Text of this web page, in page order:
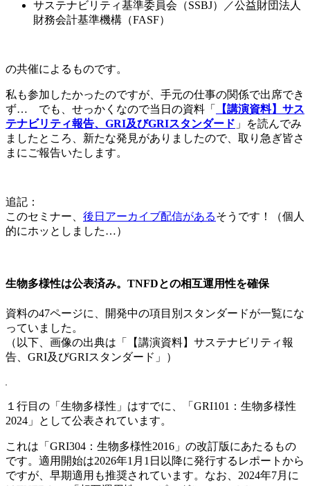
サステナビリティ基準委員会（SSBJ）／公益財団法人
財務会計基準機構（FASF）
の共催によるものです。
私も参加したかったのですが、手元の仕事の関係で出席でき
ず… でも、せっかくなので当日の資料「
【講演資料】サス
テナビリティ報告、GRI及びGRIスタンダード 」を読んでみ
ましたところ、新たな発見がありましたので、取り急ぎ皆さ
まにご報告いたします。
追記：
このセミナー、 後日アーカイブ配信があるそうです！（個人
的にホッとしました…）
生物多様性は公表済み。TNFDとの相互運用性を確保
資料の47ページに、開発中の項目別スタンダードが一覧にな
っていました。
（以下、画像の出典は「【講演資料】サステナビリティ報
告、GRI及びGRIスタンダード」）
１行目の「生物多様性」はすでに、「GRI101：生物多様性
2024」として公表されています。
これは「GRI304：生物多様性2016」の改訂版にあたるもの
です。適用開始は2026年1月1日以降に発行するレポートから
ですが、早期適用も推奨されています。なお、2024年7月に